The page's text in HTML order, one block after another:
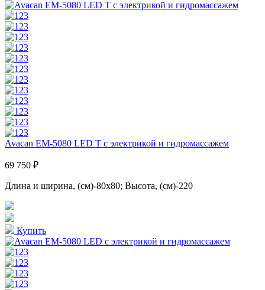
Avacan EM-5080 LED T с электрикой и гидромассажем
69 750 ₽
Длина и ширина, (см)-80x80; Высота, (см)-220
Купить